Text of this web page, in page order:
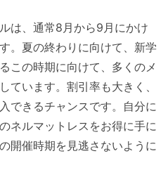
は、通常8月から9月にかけ
。夏の終わりに向けて、新学
この時期に向けて、多くのメ
ています。割引率も大きく、
できるチャンスです。自分に
ネルマットレスをお得に手に
開催時期を見逃さないように